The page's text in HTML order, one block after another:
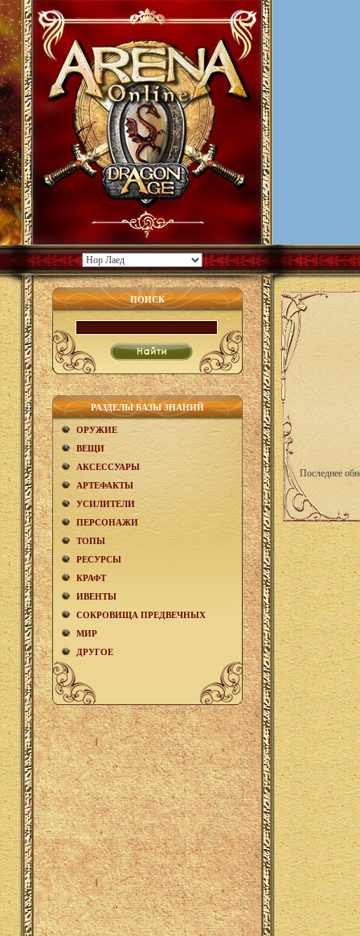
ПОИСК
РАЗДЕЛЫ БАЗЫ ЗНАНИЙ
ОРУЖИЕ
ВЕЩИ
АКCЕСCУАРЫ
АРТЕФАКТЫ
УСИЛИТЕЛИ
ПЕРСОНАЖИ
ТОПЫ
РЕСУРСЫ
КРАФТ
ИВЕНТЫ
СОКРОВИЩА ПРЕДВЕЧНЫХ
МИР
ДРУГОЕ
Последнее